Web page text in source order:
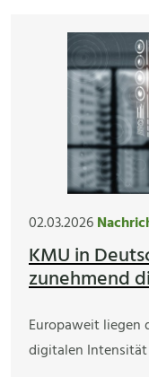
02.03.2026
KMU in
zunehmend
Europaweit liegen
digitalen Intensität